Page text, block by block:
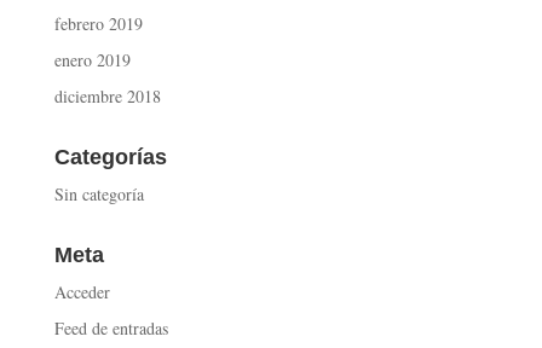
febrero 2019
enero 2019
diciembre 2018
Categorías
Sin categoría
Meta
Acceder
Feed de entradas